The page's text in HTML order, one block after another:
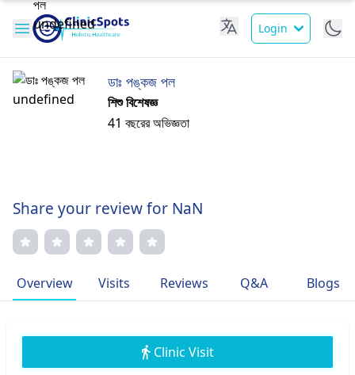
Login
ডাঃ পঙ্কজ পল
শিশু বিশেষজ্ঞ
41 বছরের অভিজ্ঞতা
Share your review for NaN
Overview Visits Reviews Q&A Blogs
Clinic Visit